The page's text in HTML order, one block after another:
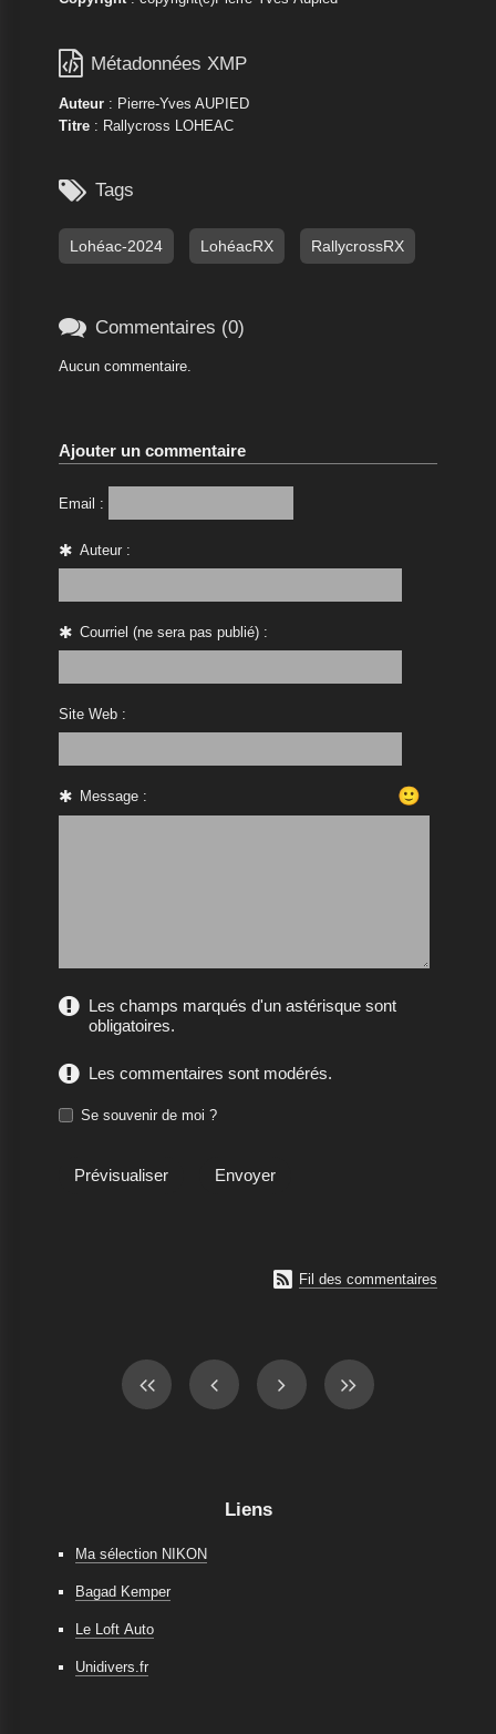
 Métadonnées XMP
Auteur: Pierre-Yves AUPIED
Titre: Rallycross LOHEAC
 Tags
Lohéac-2024 LohéacRX RallycrossRX
 Commentaires (0)
Aucun commentaire.
Ajouter un commentaire
Email :
Auteur :
Courriel (ne sera pas publié) :
Site Web :
Message : 🙂
Les champs marqués d'un astérisque sont
obligatoires.
Les commentaires sont modérés.
Se souvenir de moi ?
 Fil des commentaires
Liens
Ma sélection NIKON
Bagad Kemper
Le Loft Auto
Unidivers.fr